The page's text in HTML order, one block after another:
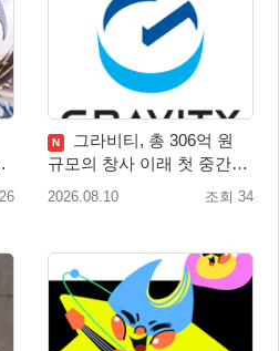
N
그라비티, 총 306억 원
규모의 창사 이래 첫 중간배
당 확정
2026.08.10 조회 34